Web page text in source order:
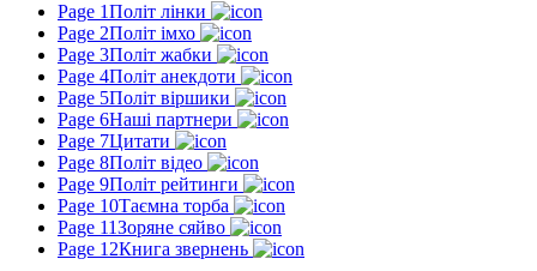
Page 1Політ лінки
Page 2Політ імхо
Page 3Політ жабки
Page 4Політ анекдоти
Page 5Політ віршики
Page 6Наші партнери
Page 7Цитати
Page 8Політ відео
Page 9Політ рейтинги
Page 10Таємна торба
Page 11Зоряне сяйво
Page 12Книга звернень